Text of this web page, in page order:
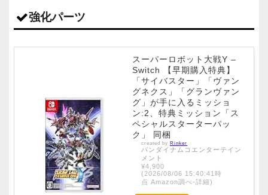
強化パーツ
スーパーロボット大戦Y –
Switch 【早期購入特典】
「サイバスター」「ヴァン
グネクス」「グランヴァン
グ」が手に入るミッショ
ン:2、特典ミッション「ス
ペシャルスターターパッ
ク」 同梱
created by Rinker
バンダイナムコエンターテイン
メント
¥4,900
(2026/08/06 15:40:41時
点 Amazon調べ-詳細)